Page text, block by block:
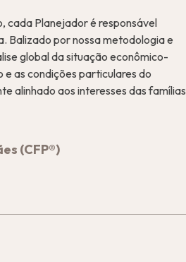
cada Planejador é responsável
Balizado por nossa metodologia e
global da situação econômico-
as condições particulares do
alinhado aos interesses das famílias
(CFP®)